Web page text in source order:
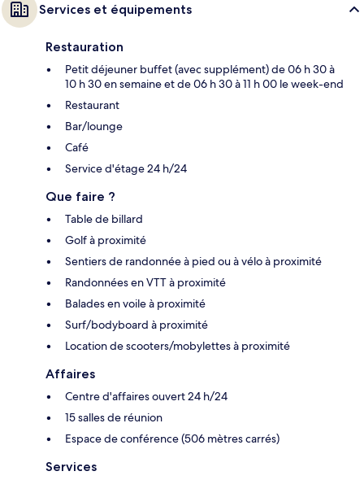
Services et équipements
Restauration
Petit déjeuner buffet (avec supplément) de 06 h 30 à
10 h 30 en semaine et de 06 h 30 à 11 h 00 le week-end
Restaurant
Bar/lounge
Café
Service d'étage 24 h/24
Que faire ?
Table de billard
Golf à proximité
Sentiers de randonnée à pied ou à vélo à proximité
Randonnées en VTT à proximité
Balades en voile à proximité
Surf/bodyboard à proximité
Location de scooters/mobylettes à proximité
Affaires
Centre d'affaires ouvert 24 h/24
15 salles de réunion
Espace de conférence (506 mètres carrés)
Services